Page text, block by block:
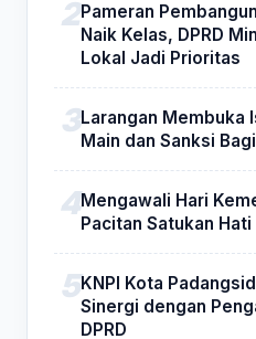
Pameran
Naik Kelas, DPRD
Lokal Jadi Prioritas
Larangan Membuka
Main dan Sanksi
Mengawali Hari
Pacitan Satukan
KNPI Kota
Sinergi dengan
DPRD